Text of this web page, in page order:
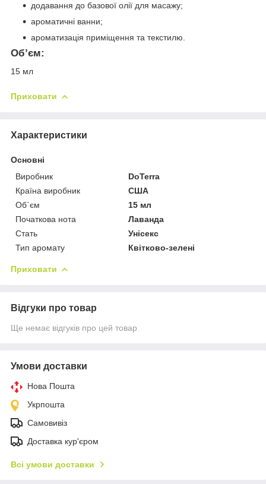
додавання до базової олії для масажу;
ароматичні ванни;
ароматизація приміщення та текстилю.
Об’єм:
15 мл
Приховати
Характеристики
Основні
Виробник
DoTerra
Країна виробник
США
Об`єм
15 мл
Початкова нота
Лаванда
Стать
Унісекс
Тип аромату
Квітково-зелені
Приховати
Відгуки про товар
Ще немає відгуків про цей товар
Умови доставки
Нова Пошта
Укрпошта
Самовивіз
Доставка кур'єром
Всі умови доставки